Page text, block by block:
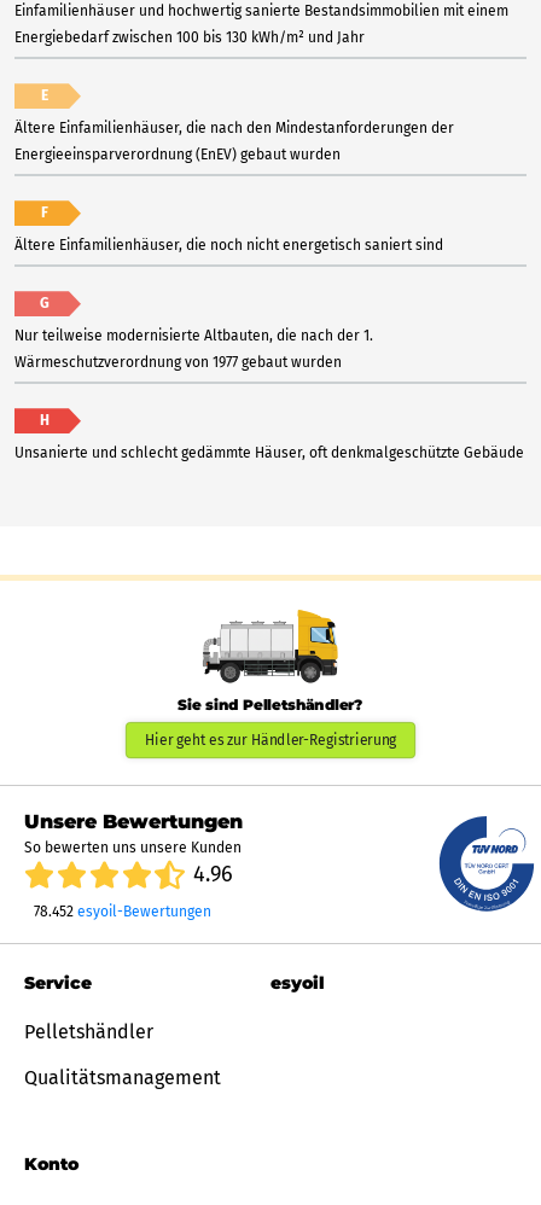
Einfamilienhäuser und hochwertig sanierte Bestandsimmobilien mit einem
Energiebedarf zwischen 100 bis 130 kWh/m² und Jahr
E
Ältere Einfamilienhäuser, die nach den Mindestanforderungen der
Energieeinsparverordnung (EnEV) gebaut wurden
F
Ältere Einfamilienhäuser, die noch nicht energetisch saniert sind
G
Nur teilweise modernisierte Altbauten, die nach der 1.
Wärmeschutzverordnung von 1977 gebaut wurden
H
Unsanierte und schlecht gedämmte Häuser, oft denkmalgeschützte Gebäude
Sie sind Pelletshändler?
Hier geht es zur Händler-Registrierung
Unsere Bewertungen
So bewerten uns unsere Kunden
4.96
78.452 esyoil-Bewertungen
Service
Pelletshändler
Qualitätsmanagement
Konto
esyoil